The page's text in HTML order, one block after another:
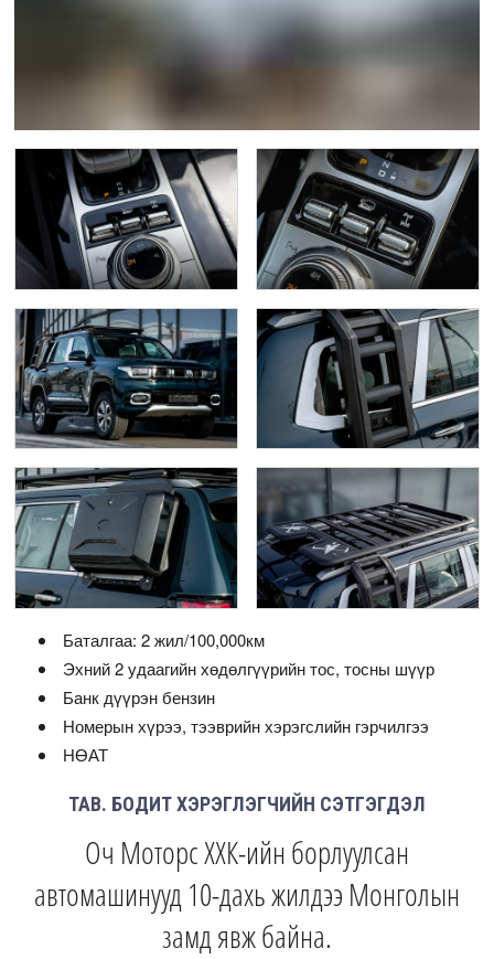
Баталгаа: 2 жил/100,000км
Эхний 2 удаагийн хөдөлгүүрийн тос, тосны шүүр
Банк дүүрэн бензин
Номерын хүрээ, тээврийн хэрэгслийн гэрчилгээ
НӨАТ
ТАВ. БОДИТ ХЭРЭГЛЭГЧИЙН СЭТГЭГДЭЛ
Оч Моторс ХХК-ийн борлуулсан
автомашинууд 10-дахь жилдээ Монголын
замд явж байна.